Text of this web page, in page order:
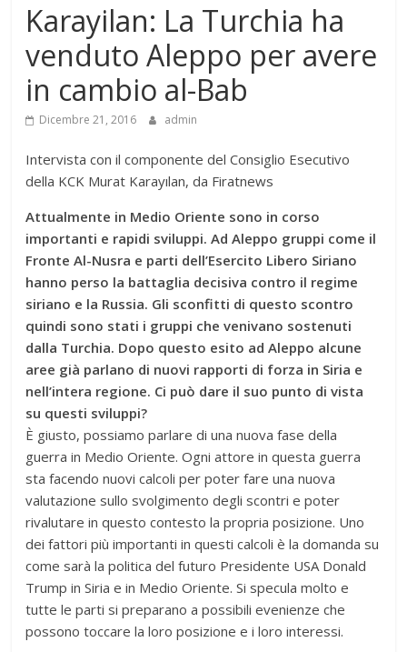
Karayilan: La Turchia ha
venduto Aleppo per avere
in cambio al-Bab
Dicembre 21, 2016 admin
Intervista con il componente del Consiglio Esecutivo
della KCK Murat Karayılan, da Firatnews
Attualmente in Medio Oriente sono in corso
importanti e rapidi sviluppi. Ad Aleppo gruppi come il
Fronte Al-Nusra e parti dell’Esercito Libero Siriano
hanno perso la battaglia decisiva contro il regime
siriano e la Russia. Gli sconfitti di questo scontro
quindi sono stati i gruppi che venivano sostenuti
dalla Turchia. Dopo questo esito ad Aleppo alcune
aree già parlano di nuovi rapporti di forza in Siria e
nell’intera regione. Ci può dare il suo punto di vista
su questi sviluppi?
È giusto, possiamo parlare di una nuova fase della
guerra in Medio Oriente. Ogni attore in questa guerra
sta facendo nuovi calcoli per poter fare una nuova
valutazione sullo svolgimento degli scontri e poter
rivalutare in questo contesto la propria posizione. Uno
dei fattori più importanti in questi calcoli è la domanda su
come sarà la politica del futuro Presidente USA Donald
Trump in Siria e in Medio Oriente. Si specula molto e
tutte le parti si preparano a possibili evenienze che
possono toccare la loro posizione e i loro interessi.